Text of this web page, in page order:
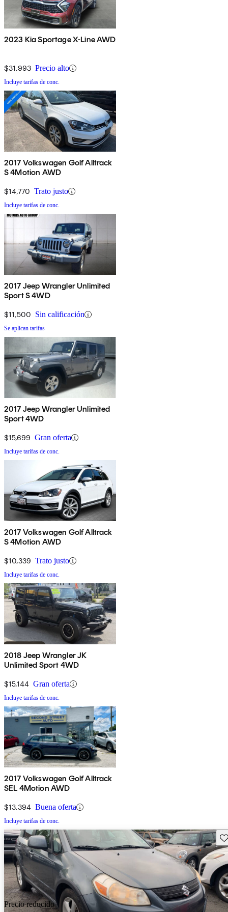
2023 Kia Sportage X-Line AWD
$31,993 Precio alto
Incluye tarifas de conc.
2017 Volkswagen Golf Alltrack
S 4Motion AWD
$14,770 Trato justo
Incluye tarifas de conc.
2017 Jeep Wrangler Unlimited
Sport S 4WD
$11,500 Sin calificación
Se aplican tarifas
2017 Jeep Wrangler Unlimited
Sport 4WD
$15,699 Gran oferta
Incluye tarifas de conc.
2017 Volkswagen Golf Alltrack
S 4Motion AWD
$10,339 Trato justo
Incluye tarifas de conc.
2018 Jeep Wrangler JK
Unlimited Sport 4WD
$15,144 Gran oferta
Incluye tarifas de conc.
2017 Volkswagen Golf Alltrack
SEL 4Motion AWD
$13,394 Buena oferta
Incluye tarifas de conc.
Precio reducido